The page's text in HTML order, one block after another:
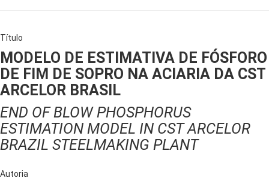
Título
MODELO DE ESTIMATIVA DE FÓSFORO
DE FIM DE SOPRO NA ACIARIA DA CST
ARCELOR BRASIL
END OF BLOW PHOSPHORUS
ESTIMATION MODEL IN CST ARCELOR
BRAZIL STEELMAKING PLANT
Autoria